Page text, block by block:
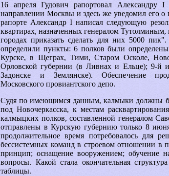
16 апреля Гудович рапортовал
направлении Москвы и здесь же уведомил его
рапорте Александр I написал следующую
квартирах, назначенных генералом
городах приказать сделать для них 5000
определили пункты: 6 полков были
Курске, в Щеграх, Тими, Старом Осколе,
Орловской губернии (в Ливнах и Ельце); 9-й
Задонске и Землянске). Обеспечение
Московского провиантского депо.
Судя по имеющимся данным, калмыки должны
под Новочеркасска, к местам
калмыцких полков, составленной генералом
отправлены в Курскую губернию только 8
продолжительное время потребовалось для
бессистемных команд в строевом отношении в
принцип; оснащение вооружением; обучение
вопросы. Какой стала окончательная
таблицы.